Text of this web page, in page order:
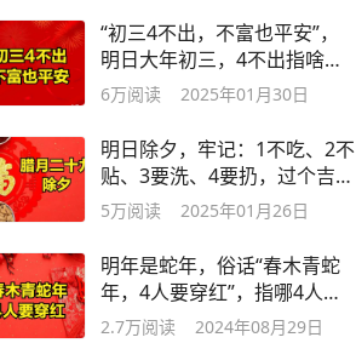
“初三4不出，不富也平安”，
明日大年初三，4不出指啥？
别犯忌讳
6万阅读 2025年01月30日
明日除夕，牢记：1不吃、2不
贴、3要洗、4要扔，过个吉祥
年
5万阅读 2025年01月26日
明年是蛇年，俗话“春木青蛇
年，4人要穿红”，指哪4人？
怎么穿？
2.7万阅读 2024年08月29日